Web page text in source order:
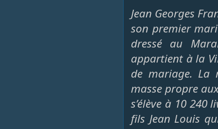
Jean Georges
son premier
dressé au
appartient à la
de mariage. La
masse propre
s’élève à 10 240
fils Jean Louis